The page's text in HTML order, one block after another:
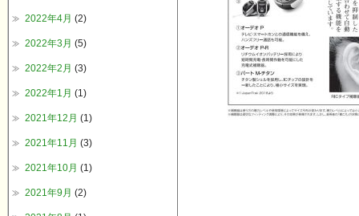
2022年4月 (2)
2022年3月 (5)
2022年2月 (3)
2022年1月 (1)
2021年12月 (1)
2021年11月 (3)
2021年10月 (1)
2021年9月 (2)